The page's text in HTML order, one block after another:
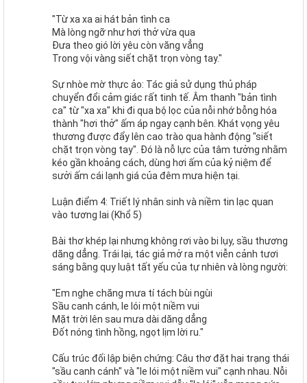
"Từ xa xa ai hát bản tình ca
Mà lòng ngỡ như hơi thở vừa qua
Đưa theo gió lời yêu còn văng vẳng
Trong vội vàng siết chặt trọn vòng tay."
Sự nhòe mờ thực ảo: Tác giả sử dụng thủ pháp
chuyển đổi cảm giác rất tinh tế. Âm thanh "bản tình
ca" từ "xa xa" khi đi qua bộ lọc của nỗi nhớ bỗng hóa
thành "hơi thở" ấm áp ngay cạnh bên. Khát vọng yêu
thương được đẩy lên cao trào qua hành động "siết
chặt trọn vòng tay". Đó là nỗ lực của tâm tưởng nhằm
kéo gần khoảng cách, dùng hơi ấm của kỷ niệm để
sưởi ấm cái lạnh giá của đêm mưa hiện tại.
Luận điểm 4: Triết lý nhân sinh và niềm tin lạc quan
vào tương lai (Khổ 5)
Bài thơ khép lại nhưng không rơi vào bi lụy, sầu thương
dăng dẳng. Trái lại, tác giả mở ra một viễn cảnh tươi
sáng bằng quy luật tất yếu của tự nhiên và lòng người:
"Em nghe chăng mưa tí tách bùi ngùi
Sầu canh cánh, le lói một niềm vui
Mặt trời lên sau mưa dài dăng dẳng
Đốt nóng tình hồng, ngọt lịm lời ru."
Cấu trúc đối lập biện chứng: Câu thơ đặt hai trạng thái
"sầu canh cánh" và "le lói một niềm vui" cạnh nhau. Nỗi